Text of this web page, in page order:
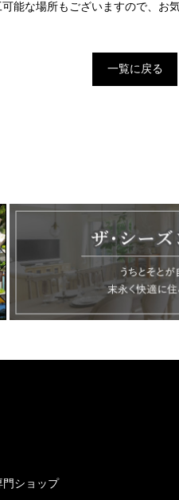
能な場所もございますので、お
一覧に戻る
ショップ